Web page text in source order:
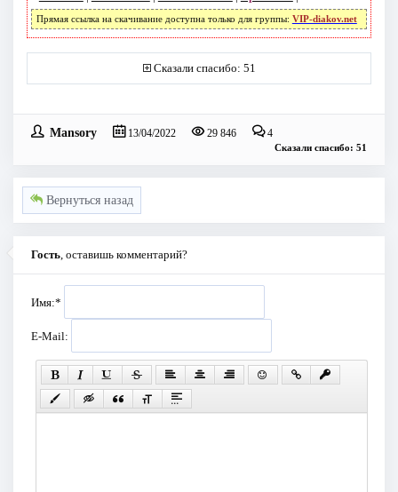
Прямая ссылка на скачивание доступна только для группы: VIP-diakov.net
Сказали спасибо: 51
Mansory 13/04/2022 29 846 4
Сказали спасибо: 51
Вернуться назад
Гость, оставишь комментарий?
Имя:*
E-Mail: